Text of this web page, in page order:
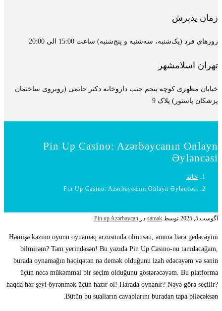
زمان پذیرش
روزهای فرد (یک‌شنبه، سه‌شنبه و پنج‌شنبه) ساعت 15:00 الی 20:00
تهران اسلامشهر
خیابان مطهری کوچه پنجم جنب داروخانه دکتر حاتمی (روبروی ساختمان
پزشکان پاستور) پلاک 9
Pin Up Casino: Azərbaycanın Onlayn
Əyləncəsi
خانه
Pin Up Casino: Azərbaycanın Onlayn Əyləncəsi
آگوست 5, 2025 توسط samak در Pin up Azərbaycan
Həmişə kazino oyunu oynamaq arzusunda olmusan, amma hara gedəcəyini
bilmirəm? Tam yerindəsən! Bu yazıda Pin Up Casino-nu tanıdacağam,
burada oynamağın həqiqətən nə demək olduğunu izah edəcəyəm və sənin
üçün necə mükəmməl bir seçim olduğunu göstərəcəyəm. Bu platforma
haqda hər şeyi öyrənmək üçün hazır ol! Harada oynanır? Nəyə görə seçilir?
Bütün bu sualların cavablarını buradan tapa biləcəksən.